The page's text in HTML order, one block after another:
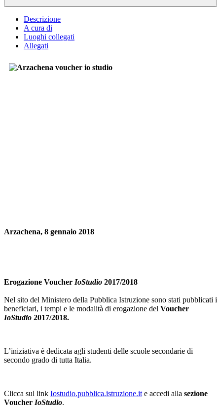
Descrizione
A cura di
Luoghi collegati
Allegati
Arzachena, 8 gennaio 2018
Erogazione Voucher IoStudio 2017/2018
Nel sito del Ministero della Pubblica Istruzione sono stati pubblicati i
beneficiari, i tempi e le modalità di erogazione del Voucher
IoStudio 2017/2018.
L’iniziativa è dedicata agli studenti delle scuole secondarie di
secondo grado di tutta Italia.
Clicca sul link Iostudio.pubblica.istruzione.it e accedi alla sezione
Voucher IoStudio.